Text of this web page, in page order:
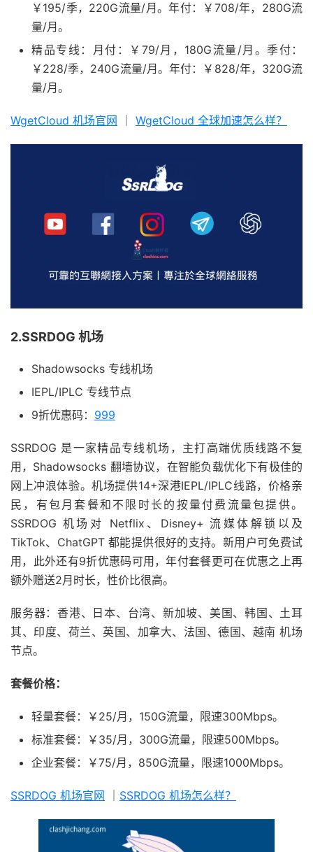
￥195/季，220G流量/月。年付：￥708/年，280G流
量/月。
精品专线：月付：￥79/月，180G流量/月。季付：
￥228/季，240G流量/月。年付：￥828/年，320G流
量/月。
WgetCloud 机场官网 WgetCloud 全球加速怎么样？
2.SSRDOG 机场
Shadowsocks 专线机场
IEPL/IPLC 专线节点
9折优惠码： 999
SSRDOG 是一家精品专线机场，主打高端优质线路不复
用，Shadowsocks 翻墙协议，在智能负载优化下有极佳的
网上冲浪体验。机场提供14+深港IEPL/IPLC线路，价格亲
民，有包月套餐和不限时长的按量付费流量包提供。
SSRDOG 机场对 Netflix、Disney+ 流媒体解锁以及
TikTok、ChatGPT 都能提供很好的支持。新用户可免费试
用，此外还有9折优惠码可用，年付套餐更可在优惠之上再
额外赠送2月时长，性价比很高。
服务器：香港、日本、台湾、新加坡、美国、韩国、土耳
其、印度、荷兰、英国、加拿大、法国、德国、越南 机场
节点。
套餐价格：
轻量套餐：￥25/月，150G流量，限速300Mbps。
标准套餐：￥35/月，300G流量，限速500Mbps。
企业套餐：￥75/月，850G流量，限速1000Mbps。
SSRDOG 机场官网 SSRDOG 机场怎么样？